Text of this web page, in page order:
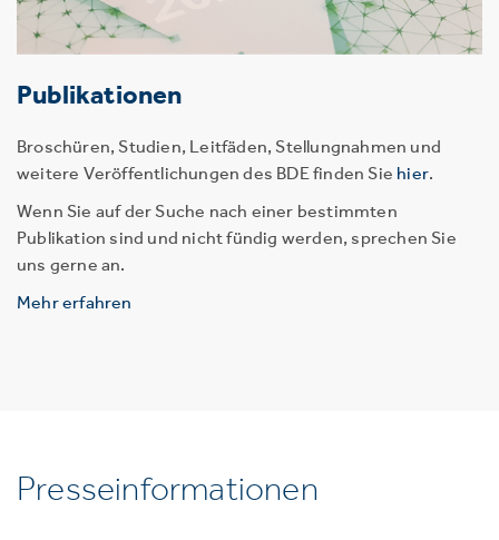
Publikationen
Broschüren, Studien, Leitfäden, Stellungnahmen und
weitere Veröffentlichungen des BDE finden Sie hier.
Wenn Sie auf der Suche nach einer bestimmten
Publikation sind und nicht fündig werden, sprechen Sie
uns gerne an.
Mehr erfahren
Presseinformationen